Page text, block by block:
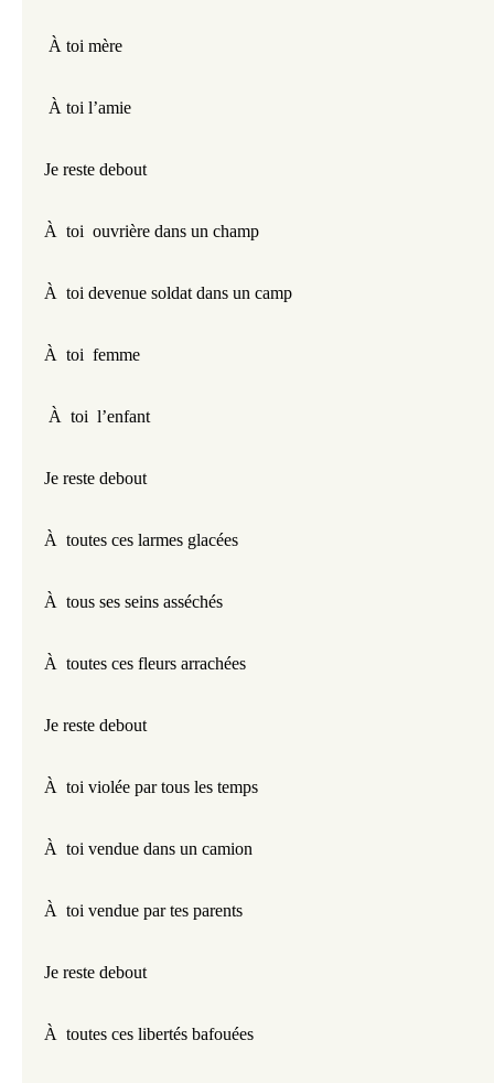
À toi mère
À toi l’amie
Je reste debout
À  toi  ouvrière dans un champ
À  toi devenue soldat dans un camp
À  toi  femme
À  toi  l’enfant
Je reste debout
À  toutes ces larmes glacées
À  tous ses seins asséchés
À  toutes ces fleurs arrachées
Je reste debout
À  toi violée par tous les temps
À  toi vendue dans un camion
À  toi vendue par tes parents
Je reste debout
À  toutes ces libertés bafouées